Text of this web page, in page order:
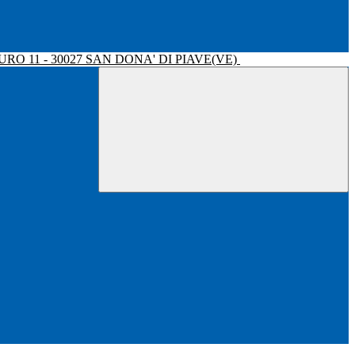
11 - 30027 SAN DONA' DI PIAVE(VE)